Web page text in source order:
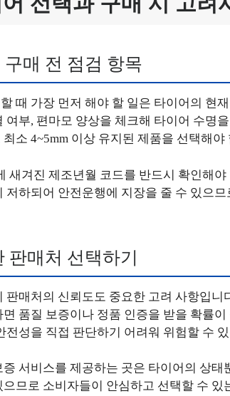
매 전 점검 항목
때 가장 먼저 해야 할 일은 타이어의 현
여부, 편마모 양상을 체크해 타이어 수명
소 4~5mm 이상 유지된 제품을 선택해야
새겨진 제조년월 코드를 반드시 확인해
저하되어 안전운행에 지장을 줄 수 있으
판매처 선택하기
판매처의 신뢰도도 중요한 고려 사항입니
품질 보증이나 정품 인증을 받을 확률
전성을 직접 판단하기 어려워 위험할 수
서비스를 제공하는 곳은 타이어의 상태
므로 소비자들이 안심하고 선택할 수